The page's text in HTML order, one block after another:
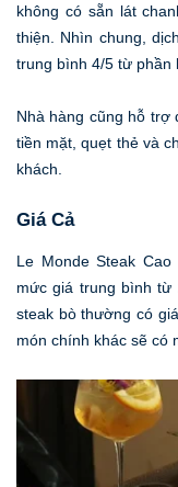
không có sẵn lát
thiện. Nhìn chung,
trung bình 4/5 từ phần
Nhà hàng cũng hỗ trợ
tiền mặt, quẹt thẻ và
khách.
Giá Cả
Le Monde Steak
mức giá trung bình từ
steak bò thường có
món chính khác sẽ có